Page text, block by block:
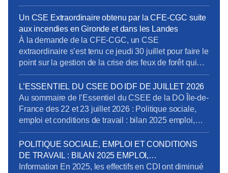
près de 19500 établissements et près de 61 500
salariés qui étaient concernés. Pour limiter les
impacts de cette crise sur l’emploi et sur les
entreprises, l’activité partielle peut-être […]
Un CSE Extraordinaire obtenu par la CFE-CGC suite
aux incendies en Gironde et dans les Landes
À la demande de la CFE-CGC, un CSE
extraordinaire s’est tenu ce jeudi 30 juillet pour faire le
point sur la gestion de la crise des feux de forêt qui
touchent la Gironde et les Landes. Plus de 1 100
salariés de la DO Grand Sud-Ouest sont concernés.
Voici ce qu’il faut retenir des échanges, […]
L’ESSENTIEL DU CSEE DO IDF DE JUILLET 2026
Au sommaire de l’Essentiel du CSEE de la DO Île-de-
France des 22 et 23 juillet 2026 : Politique sociale,
emploi et conditions de travail : bilan 2025 emploi,
perspectives et compétences Pôle Obligations
Légales de Paris : dénonciation d’usage et mise en
conformité des déclarations des heures et périodes
d’astreinte Recrutement d’un préventeur au sein […]
POLITIQUE SOCIALE, EMPLOI ET CONDITIONS
DE TRAVAIL : BILAN 2025 EMPLOI,
PERSPECTIVES ET COMPÉTENCES
Information En 2025, les effectifs en CDI ont diminué